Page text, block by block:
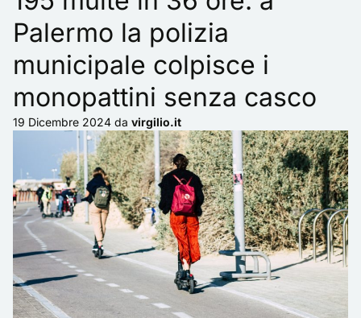
Palermo la polizia
municipale colpisce i
monopattini senza casco
19 Dicembre 2024 da virgilio.it